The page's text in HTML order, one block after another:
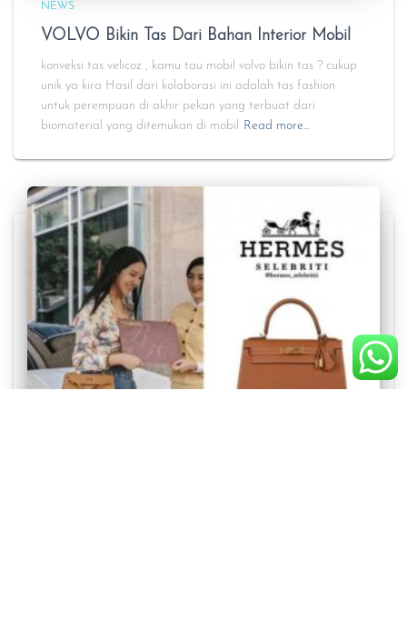
NEWS
VOLVO Bikin Tas Dari Bahan Interior Mobil
konveksi tas velicoz , kamu tau mobil volvo bikin tas ? cukup
unik ya kira Hasil dari kolaborasi ini adalah tas fashion
untuk perempuan di akhir pekan yang terbuat dari
biomaterial yang ditemukan di mobil Read more…